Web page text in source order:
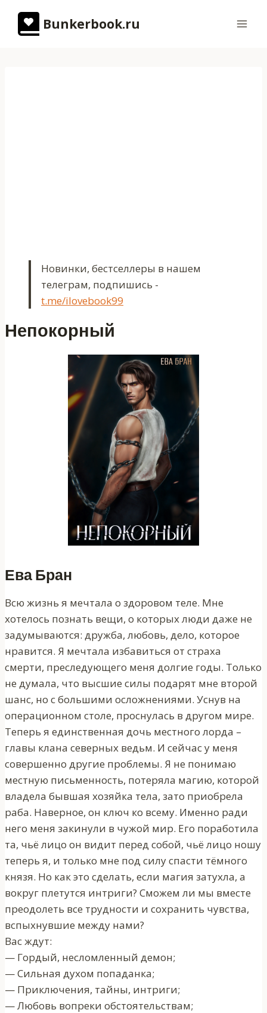
содержимому
Bunkerbook.ru
Новинки, бестселлеры в нашем
телеграм, подпишись -
t.me/ilovebook99
Непокорный
Ева Бран
Всю жизнь я мечтала о здоровом теле. Мне
хотелось познать вещи, о которых люди даже не
задумываются: дружба, любовь, дело, которое
нравится. Я мечтала избавиться от страха
смерти, преследующего меня долгие годы. Только
не думала, что высшие силы подарят мне второй
шанс, но с большими осложнениями. Уснув на
операционном столе, проснулась в другом мире.
Теперь я единственная дочь местного лорда –
главы клана северных ведьм. И сейчас у меня
совершенно другие проблемы. Я не понимаю
местную письменность, потеряла магию, которой
владела бывшая хозяйка тела, зато приобрела
раба. Наверное, он ключ ко всему. Именно ради
него меня закинули в чужой мир. Его поработила
та, чьё лицо он видит перед собой, чьё лицо ношу
теперь я, и только мне под силу спасти тёмного
князя. Но как это сделать, если магия затухла, а
вокруг плетутся интриги? Сможем ли мы вместе
преодолеть все трудности и сохранить чувства,
вспыхнувшие между нами?
Вас ждут:
— Гордый, несломленный демон;
— Сильная духом попаданка;
— Приключения, тайны, интриги;
— Любовь вопреки обстоятельствам;